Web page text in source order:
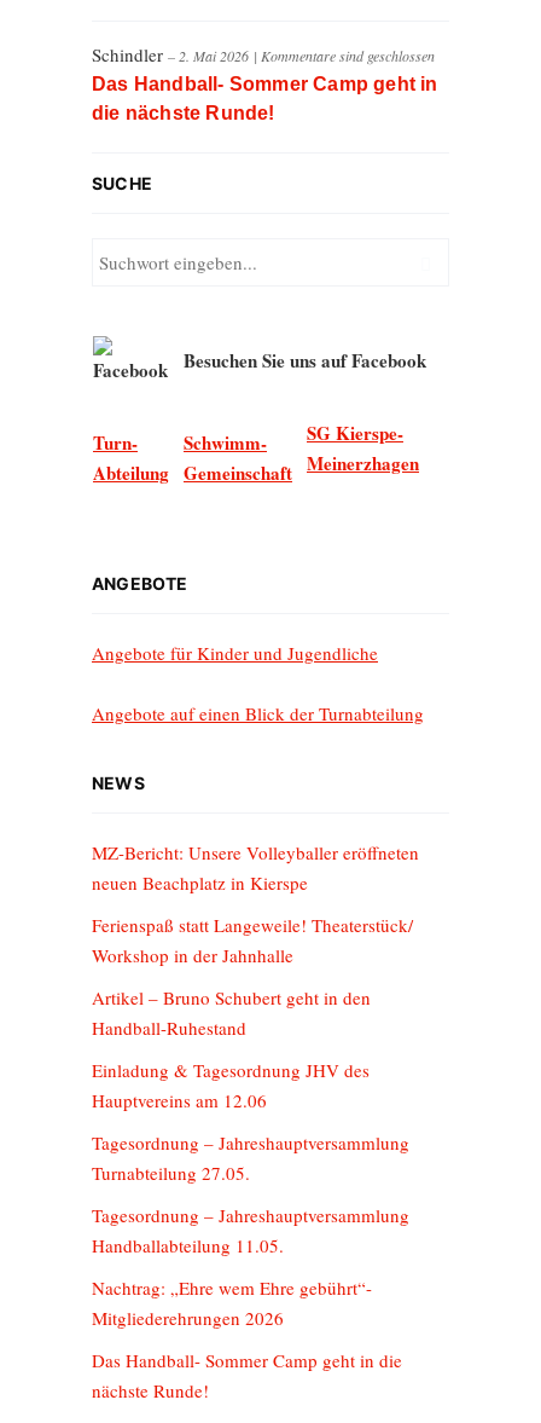
Schindler – 2. Mai 2026 | Kommentare sind geschlossen
Das Handball- Sommer Camp geht in
die nächste Runde!
SUCHE
Besuchen Sie uns auf Facebook
Turn-
Abteilung
Schwimm-
Gemeinschaft
SG Kierspe-
Meinerzhagen
ANGEBOTE
Angebote für Kinder und Jugendliche
Angebote auf einen Blick der Turnabteilung
NEWS
MZ-Bericht: Unsere Volleyballer eröffneten
neuen Beachplatz in Kierspe
Ferienspaß statt Langeweile! Theaterstück/
Workshop in der Jahnhalle
Artikel – Bruno Schubert geht in den
Handball-Ruhestand
Einladung & Tagesordnung JHV des
Hauptvereins am 12.06
Tagesordnung – Jahreshauptversammlung
Turnabteilung 27.05.
Tagesordnung – Jahreshauptversammlung
Handballabteilung 11.05.
Nachtrag: „Ehre wem Ehre gebührt“-
Mitgliederehrungen 2026
Das Handball- Sommer Camp geht in die
nächste Runde!